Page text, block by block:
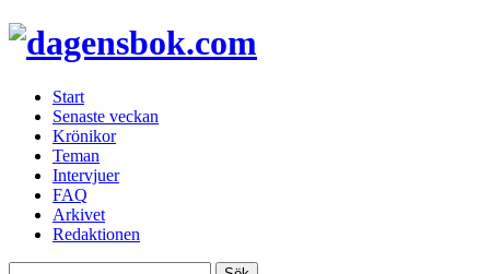
Start
Senaste veckan
Krönikor
Teman
Intervjuer
FAQ
Arkivet
Redaktionen